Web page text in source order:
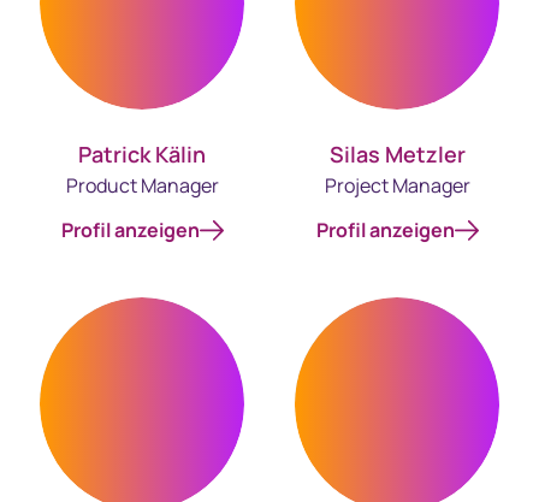
Patrick Kälin
Product Manager
Profil anzeigen
Silas Metzler
Project Manager
Profil anzeigen